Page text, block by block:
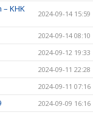
KHK
2024-09-14 15:59
2024-09-14 08:10
2024-09-12 19:33
2024-09-11 22:28
2024-09-11 07:16
2024-09-09 16:16